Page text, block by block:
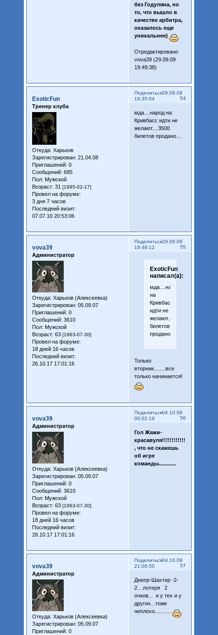
без Годуляна, но
то, что вышло в
качестве арбитра,
оказалось еще
уникальнее)
Отредактировано
vova39 (29.09.09
19:49:38)
Поделиться
54
29.09.09
19:35:04
ExoticFun
Тренер клуба
Откуда: Харьков
Зарегистрирован: 21.04.08
Приглашений: 0
Сообщений: 685
Пол: Мужской
Возраст: 31 [1995-02-17]
Провел на форуме:
3 дня 7 часов
Последний визит:
07.07.10 20:53:06
мда....народ на
Кривбасс идти не
желают....3500
билетов продано....
Поделиться
55
29.09.09
19:48:12
vova39
Администратор
Откуда: Харьков (Алексеевка)
Зарегистрирован: 05.09.07
Приглашений: 0
Сообщений: 3610
Пол: Мужской
Возраст: 63 [1963-07-30]
Провел на форуме:
18 дней 16 часов
Последний визит:
26.10.17 17:01:16
ExoticFun
написал(а):
мда....народ
на
Кривбасс
идти не
желают....3500
билетов
продано....
Только
вторник........все
только начинается!
Поделиться
56
04.10.09
00:02:19
vova39
Администратор
Откуда: Харьков (Алексеевка)
Зарегистрирован: 05.09.07
Приглашений: 0
Сообщений: 3610
Пол: Мужской
Возраст: 63 [1963-07-30]
Провел на форуме:
18 дней 16 часов
Последний визит:
26.10.17 17:01:16
Гол Жажи-
красавуля!!!!!!!!!!!!!!!!!
, что не скажешь
об игре
команды............
Поделиться
57
04.10.09
21:06:50
vova39
Администратор
Откуда: Харьков (Алексеевка)
Зарегистрирован: 05.09.07
Приглашений: 0
Днепр-Шахтер -2-
2....потеря 2
очков... и у тех и у
других...тоже
неплохо...........